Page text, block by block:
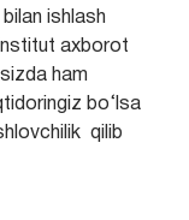
ishlash
axborot
ham
bo‘lsa
qilib